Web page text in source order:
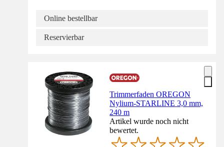
Online bestellbar
Reservierbar
Trimmerfaden OREGON
Nylium-STARLINE 3,0 mm,
240 m
Artikel wurde noch nicht
bewertet.